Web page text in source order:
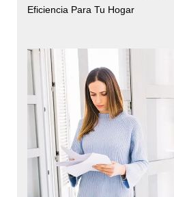
Eficiencia Para Tu Hogar